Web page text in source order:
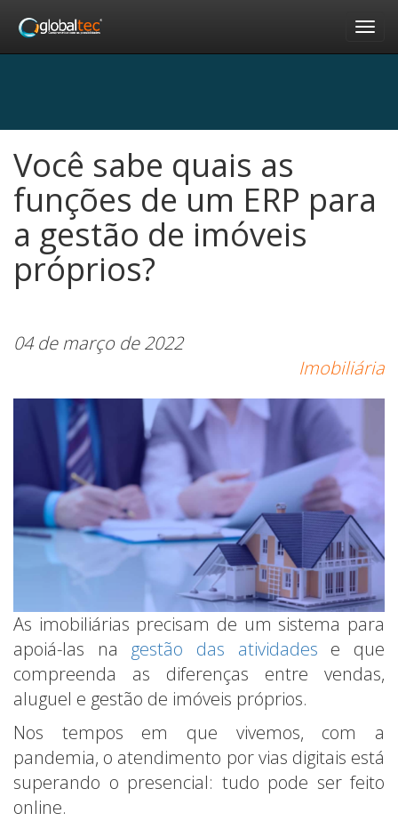
Você sabe quais as
funções de um ERP para
a gestão de imóveis
próprios?
04 de março de 2022
Imobiliária
As imobiliárias precisam de um sistema para
apoiá-las na gestão das atividades e que
compreenda as diferenças entre vendas,
aluguel e gestão de imóveis próprios.
Nos tempos em que vivemos, com a
pandemia, o atendimento por vias digitais está
superando o presencial: tudo pode ser feito
online.